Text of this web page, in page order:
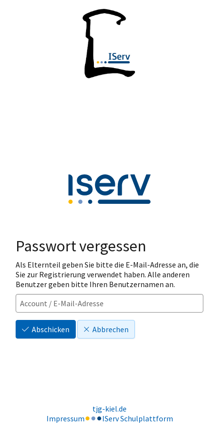
Passwort vergessen
Als Elternteil geben Sie bitte die E-Mail-Adresse an, die
Sie zur Registrierung verwendet haben. Alle anderen
Benutzer geben bitte Ihren Benutzernamen an.
Abschicken Abbrechen
tjg-kiel.de
Impressum
IServ Schulplattform